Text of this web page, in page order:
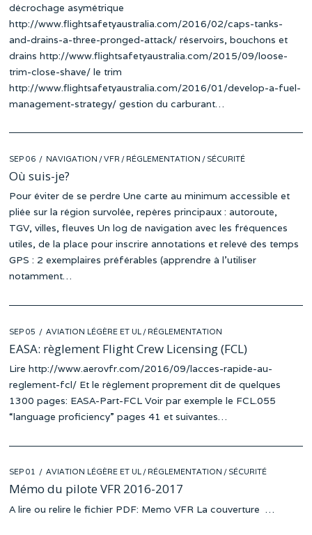
décrochage asymétrique
http://www.flightsafetyaustralia.com/2016/02/caps-tanks-
and-drains-a-three-pronged-attack/ réservoirs, bouchons et
drains http://www.flightsafetyaustralia.com/2015/09/loose-
trim-close-shave/ le trim
http://www.flightsafetyaustralia.com/2016/01/develop-a-fuel-
management-strategy/ gestion du carburant…
POSTED
ON
SEP 06 NAVIGATION /VFR / RÉGLEMENTATION / SÉCURITÉ
Où suis-je?
Pour éviter de se perdre Une carte au minimum accessible et
pliée sur la région survolée, repères principaux : autoroute,
TGV, villes, fleuves Un log de navigation avec les fréquences
utiles, de la place pour inscrire annotations et relevé des temps
GPS : 2 exemplaires préférables (apprendre à l’utiliser
notamment…
POSTED
ON
SEP 05 AVIATION LÉGÈRE ET UL / RÉGLEMENTATION
EASA: règlement Flight Crew Licensing (FCL)
Lire http://www.aerovfr.com/2016/09/lacces-rapide-au-
reglement-fcl/ Et le règlement proprement dit de quelques
1300 pages: EASA-Part-FCL Voir par exemple le FCL.055
“language proficiency” pages 41 et suivantes…
POSTED
ON
SEP 01 AVIATION LÉGÈRE ET UL / RÉGLEMENTATION / SÉCURITÉ
Mémo du pilote VFR 2016-2017
A lire ou relire le fichier PDF: Memo VFR La couverture …